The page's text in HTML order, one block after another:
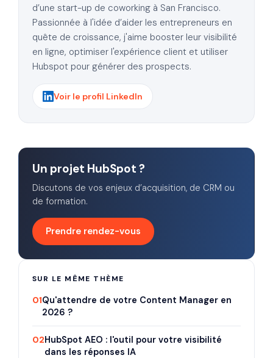
d’une start-up de coworking à San Francisco.
Passionnée à l'idée d’aider les entrepreneurs en
quête de croissance, j'aime booster leur visibilité
en ligne, optimiser l'expérience client et utiliser
Hubspot pour générer des prospects.
Voir le profil LinkedIn
Un projet HubSpot ?
Discutons de vos enjeux d’acquisition, de CRM ou
de formation.
Prendre rendez-vous
SUR LE MÊME THÈME
01Qu'attendre de votre Content Manager en
2026 ?
02HubSpot AEO : l'outil pour votre visibilité
dans les réponses IA